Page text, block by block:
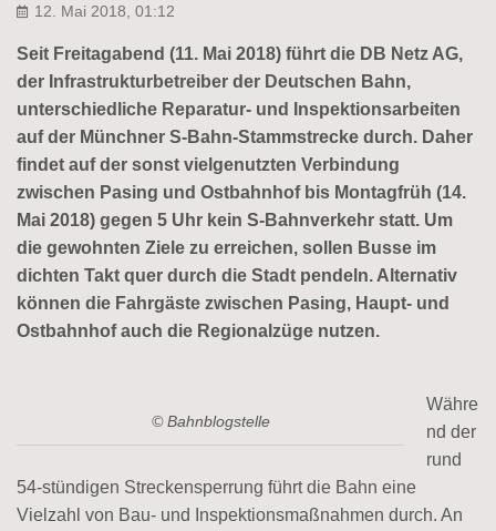
12. Mai 2018, 01:12
Seit Freitagabend (11. Mai 2018) führt die DB Netz AG,
der Infrastrukturbetreiber der Deutschen Bahn,
unterschiedliche Reparatur- und Inspektionsarbeiten
auf der Münchner S-Bahn-Stammstrecke durch. Daher
findet auf der sonst vielgenutzten Verbindung
zwischen Pasing und Ostbahnhof bis Montagfrüh (14.
Mai 2018) gegen 5 Uhr kein S-Bahnverkehr statt. Um
die gewohnten Ziele zu erreichen, sollen Busse im
dichten Takt quer durch die Stadt pendeln. Alternativ
können die Fahrgäste zwischen Pasing, Haupt- und
Ostbahnhof auch die Regionalzüge nutzen.
© Bahnblogstelle
Währe
nd der
rund
54-stündigen Streckensperrung führt die Bahn eine
Vielzahl von Bau- und Inspektionsmaßnahmen durch. An